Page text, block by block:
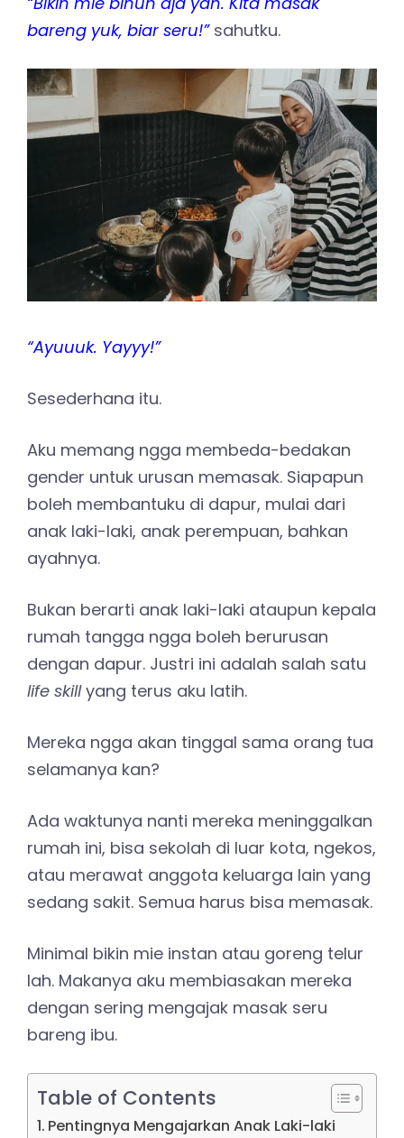
bareng yuk, biar seru!” sahutku.
“Ayuuuk. Yayyy!”
Sesederhana itu.
Aku memang ngga membeda-bedakan
gender untuk urusan memasak. Siapapun
boleh membantuku di dapur, mulai dari
anak laki-laki, anak perempuan, bahkan
ayahnya.
Bukan berarti anak laki-laki ataupun kepala
rumah tangga ngga boleh berurusan
dengan dapur. Justri ini adalah salah satu
life skillyang terus aku latih.
Mereka ngga akan tinggal sama orang tua
selamanya kan?
Ada waktunya nanti mereka meninggalkan
rumah ini, bisa sekolah di luar kota, ngekos,
atau merawat anggota keluarga lain yang
sedang sakit. Semua harus bisa memasak.
Minimal bikin mie instan atau goreng telur
lah. Makanya aku membiasakan mereka
dengan sering mengajak masak seru
bareng ibu.
Table of Contents
Pentingnya Mengajarkan Anak Laki-laki